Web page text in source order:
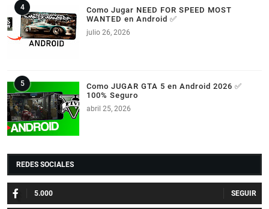
Como Jugar NEED FOR SPEED MOST
WANTED en Android ✅
julio 26, 2026
Como JUGAR GTA 5 en Android 2026 ✅
100% Seguro
abril 25, 2026
REDES SOCIALES
5.000